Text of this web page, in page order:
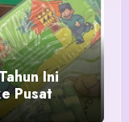
Ini
Pusat